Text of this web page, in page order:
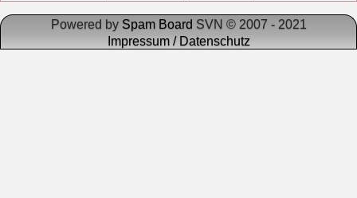
Powered by Spam Board SVN © 2007 - 2021
Impressum / Datenschutz